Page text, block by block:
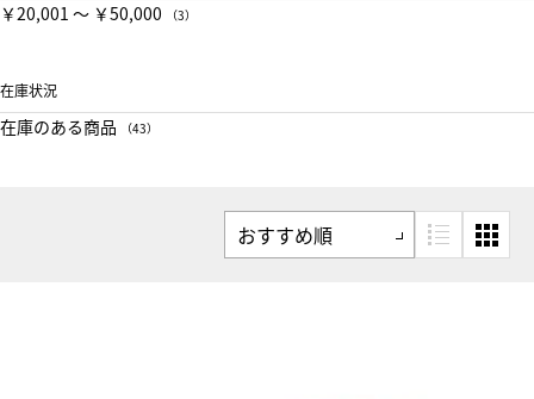
￥20,001 〜 ￥50,000 （3）
在庫状況
在庫のある商品 （43）